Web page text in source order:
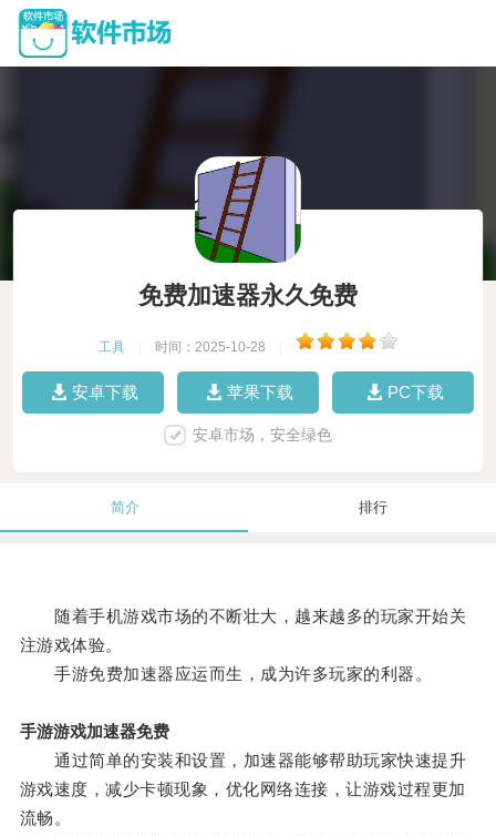
免费加速器永久免费
工具 时间：2025-10-28
安卓下载 苹果下载 PC下载
安卓市场，安全绿色
简介 排行
随着手机游戏市场的不断壮大，越来越多的玩家开始关
注游戏体验。
手游免费加速器应运而生，成为许多玩家的利器。
手游游戏加速器免费
通过简单的安装和设置，加速器能够帮助玩家快速提升
游戏速度，减少卡顿现象，优化网络连接，让游戏过程更加
流畅。